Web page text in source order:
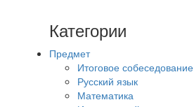
Категории
Предмет
Итоговое собеседование
Русский язык
Математика